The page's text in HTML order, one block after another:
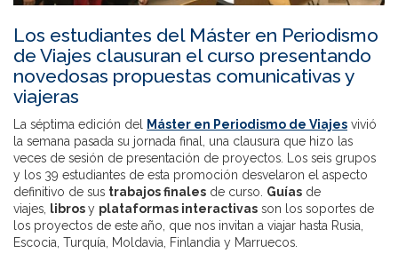
Los estudiantes del Máster en Periodismo
de Viajes clausuran el curso presentando
novedosas propuestas comunicativas y
viajeras
La séptima edición del Máster en Periodismo de Viajes vivió
la semana pasada su jornada final, una clausura que hizo las
veces de sesión de presentación de proyectos. Los seis grupos
y los 39 estudiantes de esta promoción desvelaron el aspecto
definitivo de sus trabajos finales de curso. Guías de
viajes, librosy plataformas interactivas son los soportes de
los proyectos de este año, que nos invitan a viajar hasta Rusia,
Escocia, Turquía, Moldavia, Finlandia y Marruecos.